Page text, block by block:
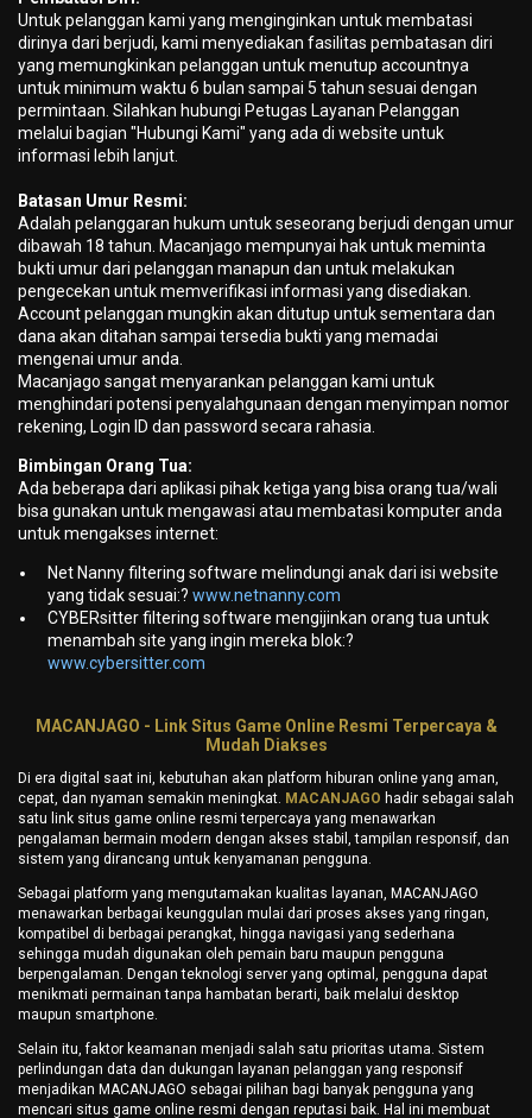
Untuk pelanggan kami yang menginginkan untuk membatasi
dirinya dari berjudi, kami menyediakan fasilitas pembatasan diri
yang memungkinkan pelanggan untuk menutup accountnya
untuk minimum waktu 6 bulan sampai 5 tahun sesuai dengan
permintaan. Silahkan hubungi Petugas Layanan Pelanggan
melalui bagian "Hubungi Kami" yang ada di website untuk
informasi lebih lanjut.
Batasan Umur Resmi:
Adalah pelanggaran hukum untuk seseorang berjudi dengan umur
dibawah 18 tahun. Macanjago mempunyai hak untuk meminta
bukti umur dari pelanggan manapun dan untuk melakukan
pengecekan untuk memverifikasi informasi yang disediakan.
Account pelanggan mungkin akan ditutup untuk sementara dan
dana akan ditahan sampai tersedia bukti yang memadai
mengenai umur anda.
Macanjago sangat menyarankan pelanggan kami untuk
menghindari potensi penyalahgunaan dengan menyimpan nomor
rekening, Login ID dan password secara rahasia.
Bimbingan Orang Tua:
Ada beberapa dari aplikasi pihak ketiga yang bisa orang tua/wali
bisa gunakan untuk mengawasi atau membatasi komputer anda
untuk mengakses internet:
Net Nanny filtering software melindungi anak dari isi website
yang tidak sesuai:? www.netnanny.com
CYBERsitter filtering software mengijinkan orang tua untuk
menambah site yang ingin mereka blok:?
www.cybersitter.com
MACANJAGO - Link Situs Game Online Resmi Terpercaya &
Mudah Diakses
Di era digital saat ini, kebutuhan akan platform hiburan online yang aman,
cepat, dan nyaman semakin meningkat. MACANJAGO hadir sebagai salah
satu link situs game online resmi terpercaya yang menawarkan
pengalaman bermain modern dengan akses stabil, tampilan responsif, dan
sistem yang dirancang untuk kenyamanan pengguna.
Sebagai platform yang mengutamakan kualitas layanan, MACANJAGO
menawarkan berbagai keunggulan mulai dari proses akses yang ringan,
kompatibel di berbagai perangkat, hingga navigasi yang sederhana
sehingga mudah digunakan oleh pemain baru maupun pengguna
berpengalaman. Dengan teknologi server yang optimal, pengguna dapat
menikmati permainan tanpa hambatan berarti, baik melalui desktop
maupun smartphone.
Selain itu, faktor keamanan menjadi salah satu prioritas utama. Sistem
perlindungan data dan dukungan layanan pelanggan yang responsif
menjadikan MACANJAGO sebagai pilihan bagi banyak pengguna yang
mencari situs game online resmi dengan reputasi baik. Hal ini membuat